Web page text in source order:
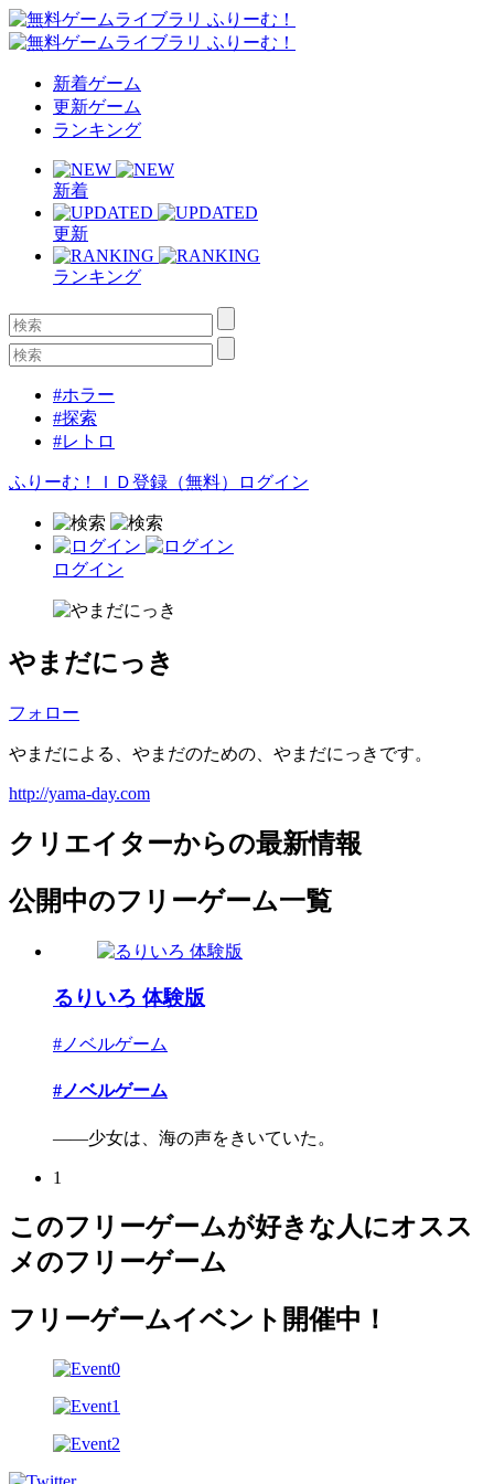
新着ゲーム
更新ゲーム
ランキング
新着
更新
ランキング
#ホラー
#探索
#レトロ
ふりーむ！ＩＤ登録（無料） ログイン
ログイン
やまだにっき
フォロー
やまだによる、やまだのための、やまだにっきです。
http://yama-day.com
クリエイターからの最新情報
公開中のフリーゲーム一覧
るりいろ 体験版
#ノベルゲーム
#ノベルゲーム
――少女は、海の声をきいていた。
1
このフリーゲームが好きな人にオスス
メのフリーゲーム
フリーゲームイベント開催中！